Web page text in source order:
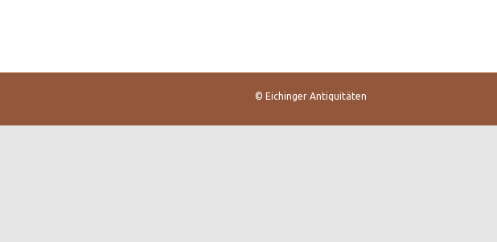
© Eichinger Antiquitäten